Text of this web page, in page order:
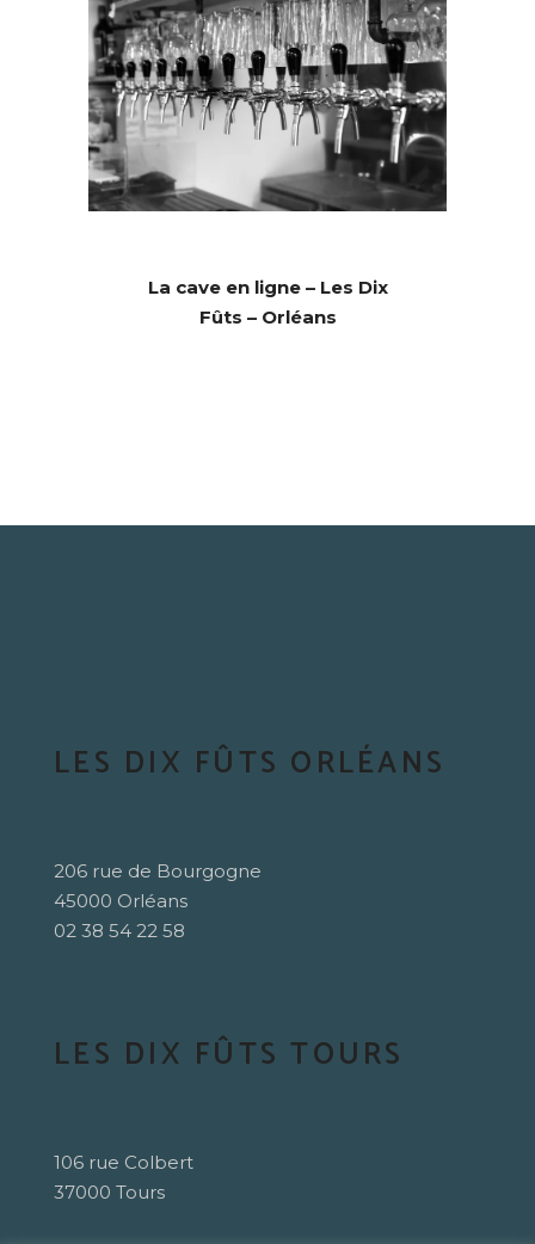
La cave en ligne – Les Dix
Fûts – Orléans
LES DIX FÛTS ORLÉANS
206 rue de Bourgogne
45000 Orléans
02 38 54 22 58
LES DIX FÛTS TOURS
106 rue Colbert
37000 Tours